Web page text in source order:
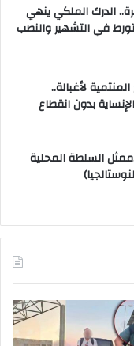
الدرك الملكي ينهي
في التشهير والنصب
لأغبالة..
بدون انقطاع
السلطة المحلية